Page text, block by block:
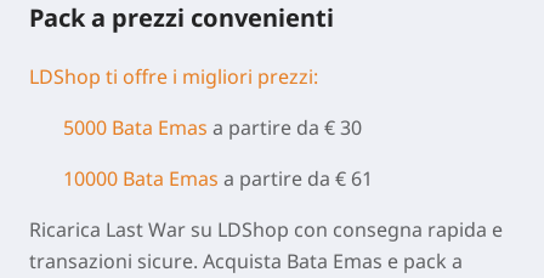
Pack a prezzi convenienti
LDShop ti offre i migliori prezzi:
5000 Bata Emas a partire da € 30
10000 Bata Emas a partire da € 61
Ricarica Last War su LDShop con consegna rapida e
transazioni sicure. Acquista Bata Emas e pack a